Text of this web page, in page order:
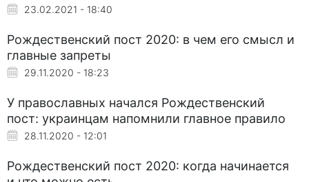
23.02.2021 - 18:40
Рождественский пост 2020: в чем его смысл и
главные запреты
29.11.2020 - 18:23
У православных начался Рождественский
пост: украинцам напомнили главное правило
28.11.2020 - 12:01
Рождественский пост 2020: когда начинается